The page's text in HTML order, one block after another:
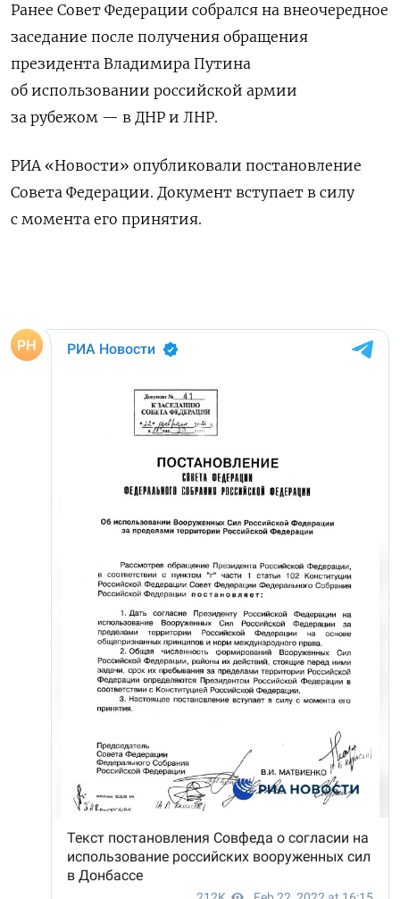
Ранее Совет Федерации собрался на внеочередное
заседание после получения обращения
президента Владимира Путина
об использовании российской армии
за рубежом — в ДНР и ЛНР.
РИА «Новости» опубликовали постановление
Совета Федерации. Документ вступает в силу
с момента его принятия.